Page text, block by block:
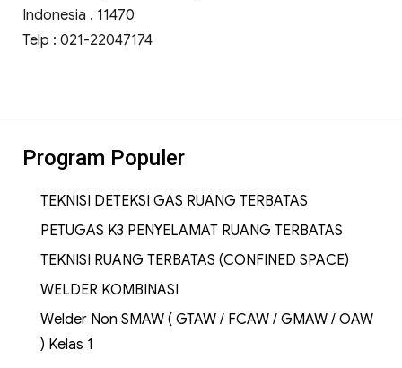
Indonesia . 11470
Telp : 021-22047174
Program Populer
TEKNISI DETEKSI GAS RUANG TERBATAS
PETUGAS K3 PENYELAMAT RUANG TERBATAS
TEKNISI RUANG TERBATAS (CONFINED SPACE)
WELDER KOMBINASI
Welder Non SMAW ( GTAW / FCAW / GMAW / OAW
) Kelas 1